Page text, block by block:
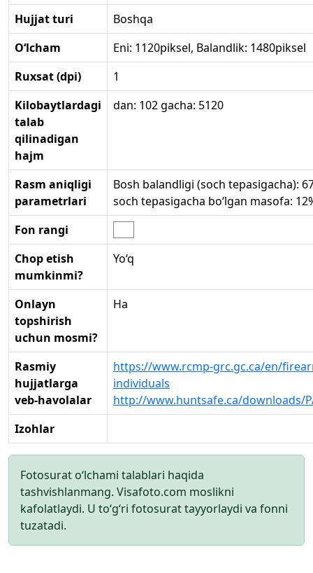
Hujjat turi
Boshqa
O‘lcham
Eni: 1120piksel, Balandlik: 1480piksel
Ruxsat (dpi)
1
Kilobaytlardagi
talab
qilinadigan
hajm
dan: 102 gacha: 5120
Rasm aniqligi
parametrlari
Bosh balandligi (soch tepasigacha):
soch tepasigacha bo‘lgan masofa:
Fon rangi
Chop etish
mumkinmi?
Yo‘q
Onlayn
topshirish
uchun mosmi?
Ha
Rasmiy
hujjatlarga
veb-havolalar
https://www.rcmp-grc.gc.ca/en/
individuals
http://www.huntsafe.ca/downloads/
Izohlar
Fotosurat o‘lchami talablari haqida
tashvishlanmang. Visafoto.com moslikni
kafolatlaydi. U to‘g‘ri fotosurat tayyorlaydi va fonni
tuzatadi.